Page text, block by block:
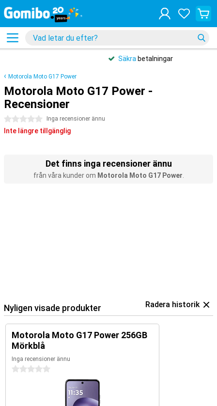
betalningar
Motorola Moto G17 Power
Motorola Moto G17 Power -
Recensioner
0 stjärnor Inga recensioner ännu
Inte längre tillgänglig
Det finns inga recensioner ännu
från våra kunder om Motorola Moto G17 Power
Nyligen visade produkter Radera historik
Motorola Moto G17 Power 256GB
Mörkblå
Inga recensioner ännu
0 stjärnor